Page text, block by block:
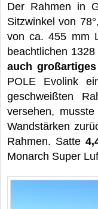
Der Rahmen in
Sitzwinkel von
von ca. 455 mm
beachtlichen
auch
POLE Evolink
geschweißten
versehen,
Wandstärken
Rahmen. Satte
Monarch Super